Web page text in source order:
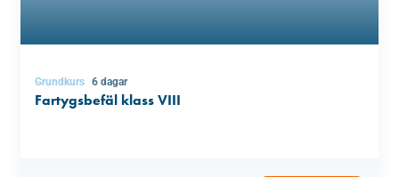
Grundkurs 6 dagar
Fartygsbefäl klass VIII